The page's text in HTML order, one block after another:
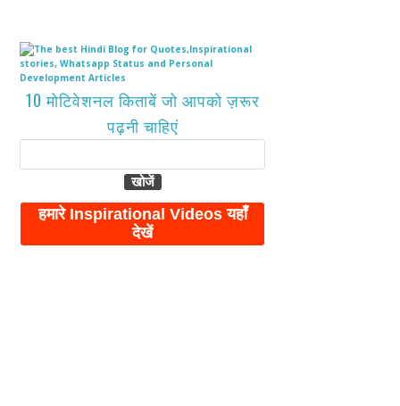
10 मोटिवेशनल किताबें जो आपको ज़रूर
पढ़नी चाहिएं